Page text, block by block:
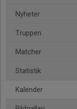
Nyheter
Truppen
Matcher
Statistik
Kalender